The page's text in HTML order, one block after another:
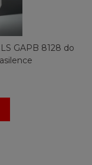
GAPB 8128 do